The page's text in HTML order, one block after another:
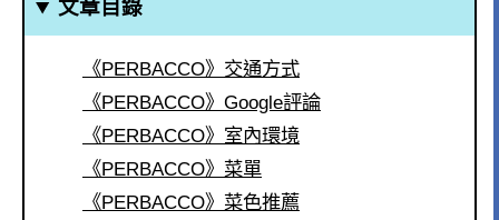
文章目錄
《PERBACCO》交通方式
《PERBACCO》Google評論
《PERBACCO》室內環境
《PERBACCO》菜單
《PERBACCO》菜色推薦